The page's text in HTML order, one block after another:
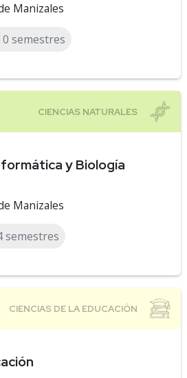
Manizales
semestres
y Biología
Manizales
semestres